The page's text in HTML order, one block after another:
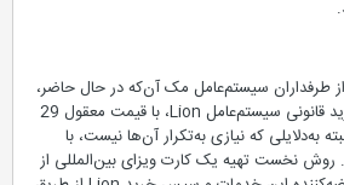
سیستم‌عامل مک آن‌که در حال حاضر،
دست‌كم دو روش برای خرید قانونی سیستم‌عامل Lion، با قیمت معقول 29
به‌دلایلی که نیازی به‌تکرار آن‌ها نیست، با
نخست تهیه یک کارت ویزای بین‌المللی از